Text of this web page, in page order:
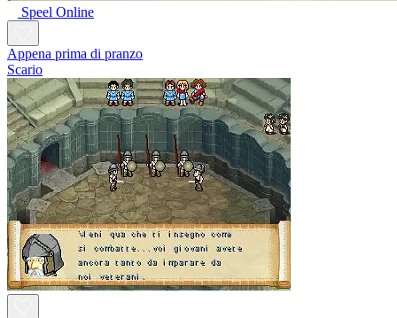
Speel Online
Appena prima di pranzo
Scario